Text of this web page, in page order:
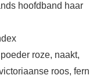
hoofdband haar
roze, naakt,
roos, fern